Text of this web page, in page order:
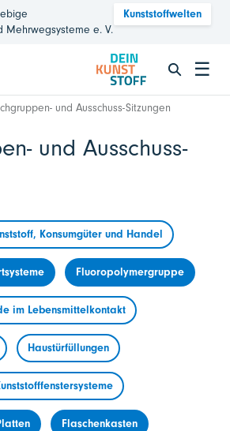
Mehrwegsysteme e. V.
Kunststoffwelten
☰
und Ausschuss-Sitzungen
und Ausschuss-
Konsumgüter und Handel
Fluoropolymergruppe
im Lebensmittelkontakt
Haustürfüllungen
Flaschenkasten